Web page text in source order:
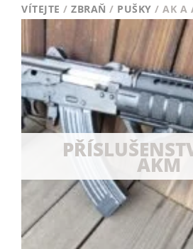
VÍTEJTE / ZBRAŇ / PUŠKY / AK A
AKM